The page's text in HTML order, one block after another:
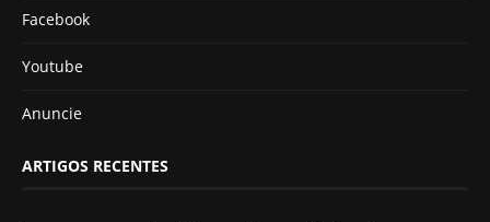
Facebook
Youtube
Anuncie
ARTIGOS RECENTES